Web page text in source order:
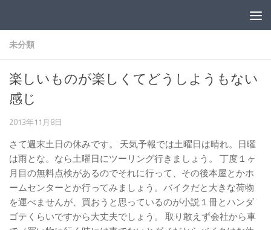
未分類
楽しいものが楽しくてどうしようもない
感じ
2013年11月8日
さて週末土日の休みです。 天気予報では土曜日は晴れ。日曜
は雨とな。なら土曜日にツーリング行きましょう。 丁度１ヶ
月目の無料点検があるのでそれに行って、その後本屋とかホ
ームセンターとか行ってみましょう。バイクだと大きな荷物
を運べませんが、買おうと思っているのが小説１冊とハンダ
ゴテくらいですから大丈夫でしょう。 取り敢えず会社から車